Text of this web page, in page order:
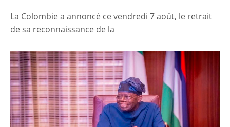
La Colombie a annoncé ce vendredi 7 août, le retrait
de sa reconnaissance de la